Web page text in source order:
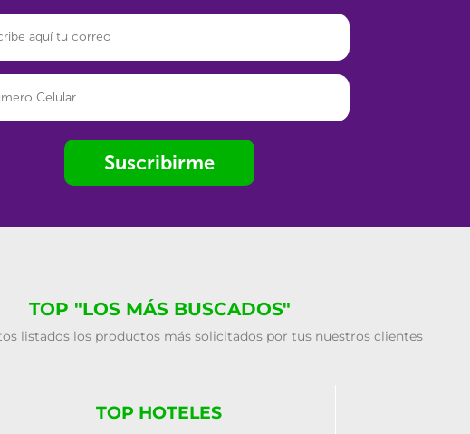
Suscribirme
TOP "LOS MÁS BUSCADOS"
listados los productos más solicitados por tus nuestros clientes
TOP HOTELES